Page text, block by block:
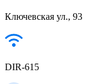
Ключевская ул., 93
DIR-615